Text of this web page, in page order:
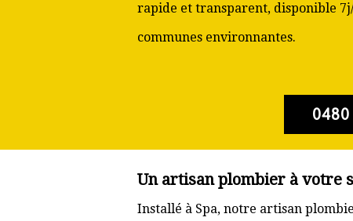
rapide et transparent, disponible 7j/
communes environnantes.
Un artisan plombier à votre
Installé à Spa, notre artisan